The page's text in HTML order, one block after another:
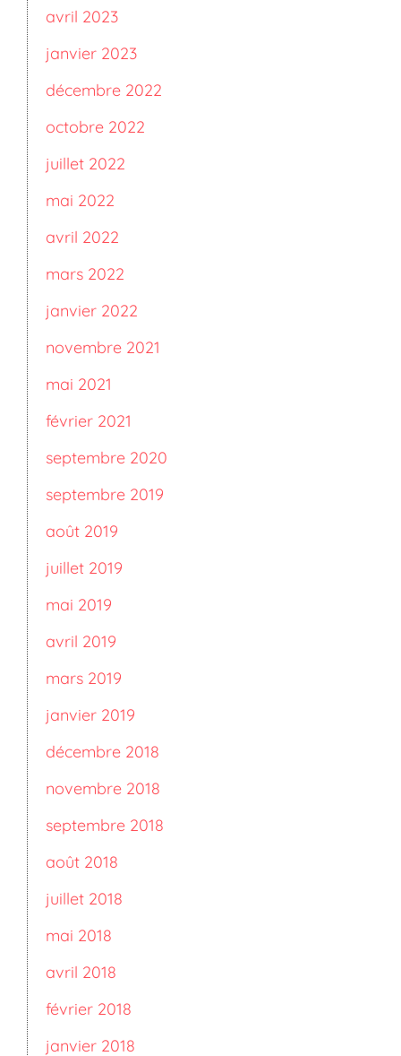
avril 2023
janvier 2023
décembre 2022
octobre 2022
juillet 2022
mai 2022
avril 2022
mars 2022
janvier 2022
novembre 2021
mai 2021
février 2021
septembre 2020
septembre 2019
août 2019
juillet 2019
mai 2019
avril 2019
mars 2019
janvier 2019
décembre 2018
novembre 2018
septembre 2018
août 2018
juillet 2018
mai 2018
avril 2018
février 2018
janvier 2018